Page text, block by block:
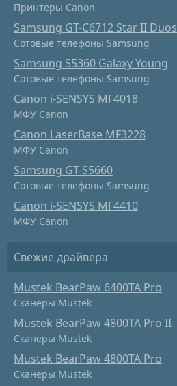
Принтеры Canon
Samsung GT-C6712 Star II Duos
Сотовые телефоны Samsung
Samsung S5360 Galaxy Young
Сотовые телефоны Samsung
Canon i-SENSYS MF4018
МФУ Canon
Canon LaserBase MF3228
МФУ Canon
Samsung GT-S5660
Сотовые телефоны Samsung
Canon i-SENSYS MF4410
МФУ Canon
Свежие драйвера
Mustek BearPaw 6400TA Pro
Сканеры Mustek
Mustek BearPaw 4800TA Pro II
Сканеры Mustek
Mustek BearPaw 4800TA Pro
Сканеры Mustek